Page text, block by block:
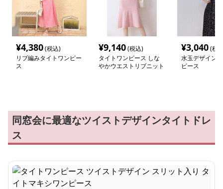
¥4,380(税込)
リブ編みタイトワンピー
ス
¥9,140(税込)
タイトワンピース しな
やかウエストリブニット
¥3,040(税
水玉デザイン
ピース
同窓会に最適なツイストデザインタイトドレ
ス